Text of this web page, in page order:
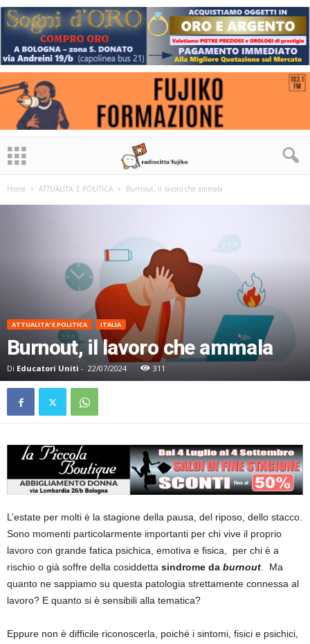
Home ATTUALITA' E POLITICA Burnout, il lavoro che ammala
ATTUALITA' E POLITICA ITALIA
Burnout, il lavoro che ammala
Di Educatori Uniti - 22/07/2024 311
L’estate per molti è la stagione della pausa, del riposo, dello stacco.
Sono momenti particolarmente importanti per chi vive il proprio
lavoro con grande fatica psichica, emotiva e fisica, per chi è a
rischio o già soffre della cosiddetta sindrome da burnout. Ma
quanto ne sappiamo su questa patologia strettamente connessa al
lavoro? E quanto si è sensibili alla tematica?
Eppure non è difficile riconoscerla, poiché i sintomi, fisici e psichici,